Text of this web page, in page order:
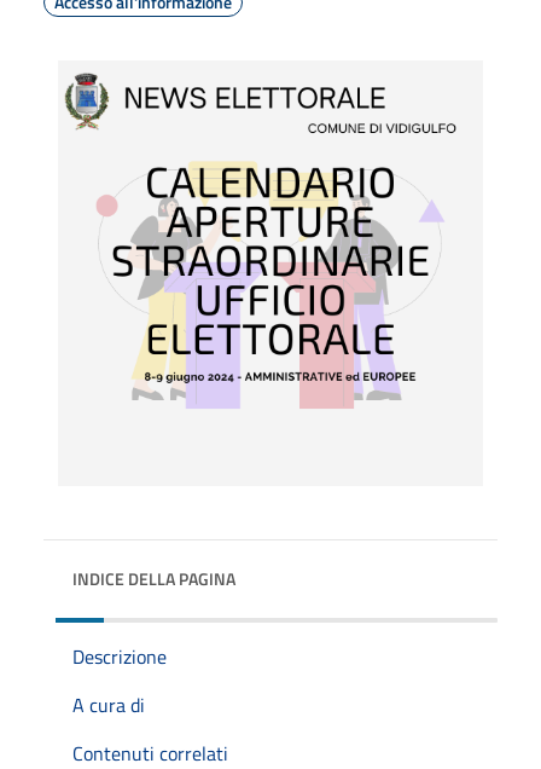
INDICE DELLA PAGINA
Descrizione
A cura di
Contenuti correlati